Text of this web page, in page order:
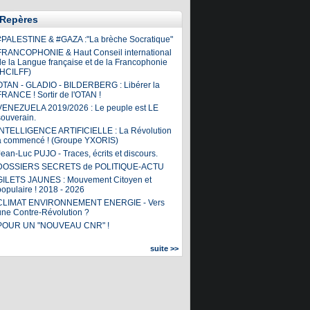
& #GAZA :"La brèche Socratique"
& Haut Conseil international
la Langue française et de la Francophonie
- GLADIO - BILDERBERG : Libérer la
! Sortir de l'OTAN !
2019/2026 : Le peuple est LE
ARTIFICIELLE : La Révolution
commencé ! (Groupe YXORIS)
Luc PUJO - Traces, écrits et discours.
SECRETS de POLITIQUE-ACTU
JAUNES : Mouvement Citoyen et
! 2018 - 2026
ENVIRONNEMENT ENERGIE - Vers
Contre-Révolution ?
UN "NOUVEAU CNR" !
suite >>